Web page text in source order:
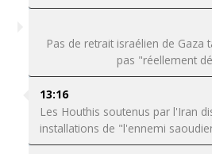
Pas de retrait israélien de Gaza
pas "réellement
13:16
Les Houthis soutenus par l'Iran
installations de "l'ennemi